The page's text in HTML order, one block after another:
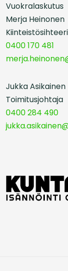
Vuokralaskutus
Merja Heinonen
Kiinteistösihteeri
0400 170 481
Jukka Asikainen
Toimitusjohtaja
0400 284 490